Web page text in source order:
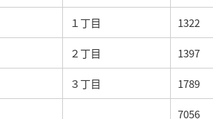
１丁目 1322
２丁目 1397
３丁目 1789
7056